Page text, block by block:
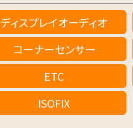
ディスプレイオーディオ
コーナーセンサー
ETC
ISOFIX